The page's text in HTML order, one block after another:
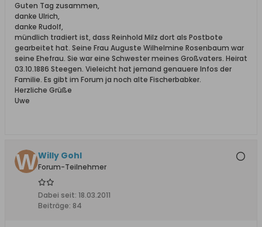
Guten Tag zusammen,
danke Ulrich,
danke Rudolf,
mündlich tradiert ist, dass Reinhold Milz dort als Postbote
gearbeitet hat. Seine Frau Auguste Wilhelmine Rosenbaum war
seine Ehefrau. Sie war eine Schwester meines Großvaters. Heirat
03.10.1886 Steegen. Vieleicht hat jemand genauere Infos der
Familie. Es gibt im Forum ja noch alte Fischerbabker.
Herzliche Grüße
Uwe
Willy Gohl
Forum-Teilnehmer
Dabei seit: 18.03.2011
Beiträge: 84